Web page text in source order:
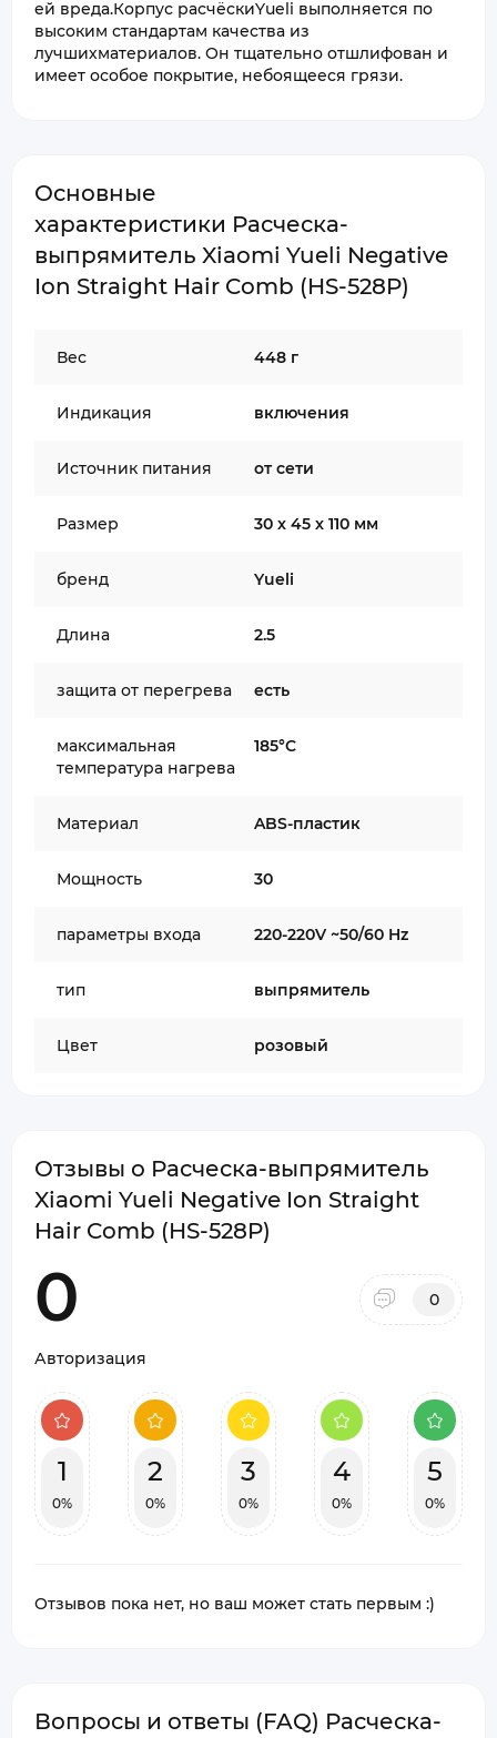
ей вреда.Корпус расчёскиYueli выполняется по
высоким стандартам качества из
лучшихматериалов. Он тщательно отшлифован и
имеет особое покрытие, небоящееся грязи.
Основные
характеристики Расческа-
выпрямитель Xiaomi Yueli Negative
Ion Straight Hair Comb (HS-528P)
Вес 448 г
Индикация включения
Источник питания от сети
Размер 30 x 45 x 110 мм
бренд Yueli
Длина 2.5
защита от перегрева есть
максимальная
температура нагрева
185°C
Материал ABS-пластик
Мощность 30
параметры входа 220-220V ~50/60 Hz
тип выпрямитель
Цвет розовый
Отзывы о Расческа-выпрямитель
Xiaomi Yueli Negative Ion Straight
Hair Comb (HS-528P)
0 0
Авторизация
1
0%
2
0%
3
0%
4
0%
5
0%
Отзывов пока нет, но ваш может стать первым :)
Вопросы и ответы (FAQ) Расческа-